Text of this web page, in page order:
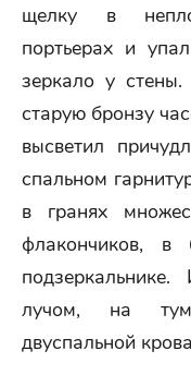
щелку в
портьерах и
зеркало у
старую бронзу
высветил
спальном
в гранях
флакончиков, в
лучом, на
двуспальной